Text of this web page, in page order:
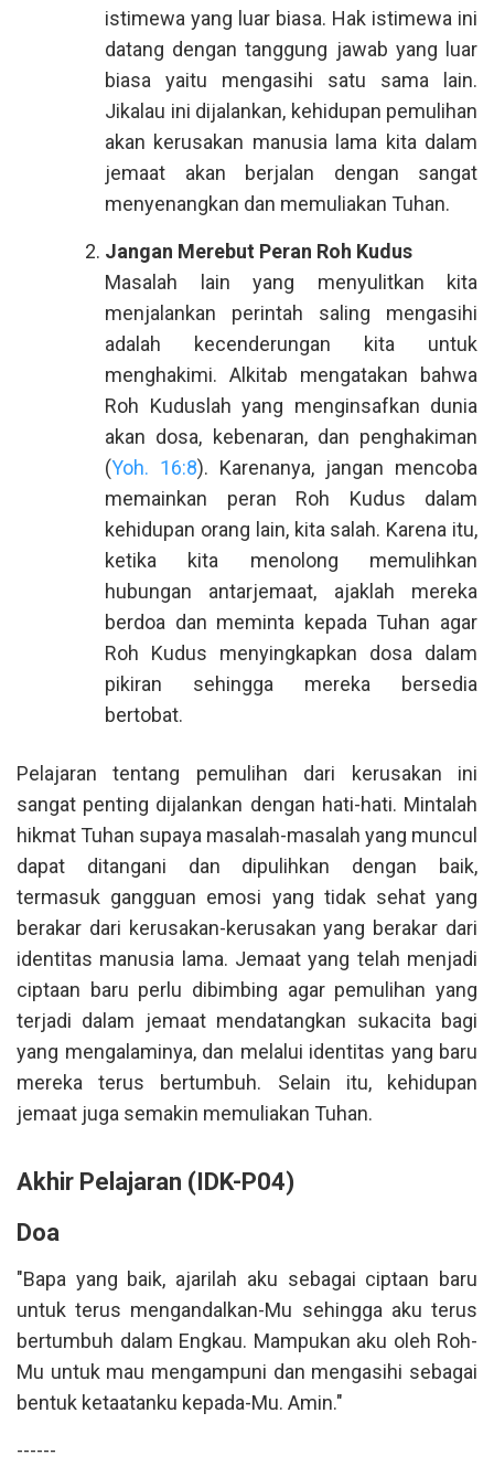
istimewa yang luar biasa. Hak istimewa ini
datang dengan tanggung jawab yang luar
biasa yaitu mengasihi satu sama lain.
Jikalau ini dijalankan, kehidupan pemulihan
akan kerusakan manusia lama kita dalam
jemaat akan berjalan dengan sangat
menyenangkan dan memuliakan Tuhan.
Jangan Merebut Peran Roh Kudus
Masalah lain yang menyulitkan kita
menjalankan perintah saling mengasihi
adalah kecenderungan kita untuk
menghakimi. Alkitab mengatakan bahwa
Roh Kuduslah yang menginsafkan dunia
akan dosa, kebenaran, dan penghakiman
(Yoh. 16:8). Karenanya, jangan mencoba
memainkan peran Roh Kudus dalam
kehidupan orang lain, kita salah. Karena itu,
ketika kita menolong memulihkan
hubungan antarjemaat, ajaklah mereka
berdoa dan meminta kepada Tuhan agar
Roh Kudus menyingkapkan dosa dalam
pikiran sehingga mereka bersedia
bertobat.
Pelajaran tentang pemulihan dari kerusakan ini
sangat penting dijalankan dengan hati-hati. Mintalah
hikmat Tuhan supaya masalah-masalah yang muncul
dapat ditangani dan dipulihkan dengan baik,
termasuk gangguan emosi yang tidak sehat yang
berakar dari kerusakan-kerusakan yang berakar dari
identitas manusia lama. Jemaat yang telah menjadi
ciptaan baru perlu dibimbing agar pemulihan yang
terjadi dalam jemaat mendatangkan sukacita bagi
yang mengalaminya, dan melalui identitas yang baru
mereka terus bertumbuh. Selain itu, kehidupan
jemaat juga semakin memuliakan Tuhan.
Akhir Pelajaran (IDK-P04)
Doa
"Bapa yang baik, ajarilah aku sebagai ciptaan baru
untuk terus mengandalkan-Mu sehingga aku terus
bertumbuh dalam Engkau. Mampukan aku oleh Roh-
Mu untuk mau mengampuni dan mengasihi sebagai
bentuk ketaatanku kepada-Mu. Amin."
------